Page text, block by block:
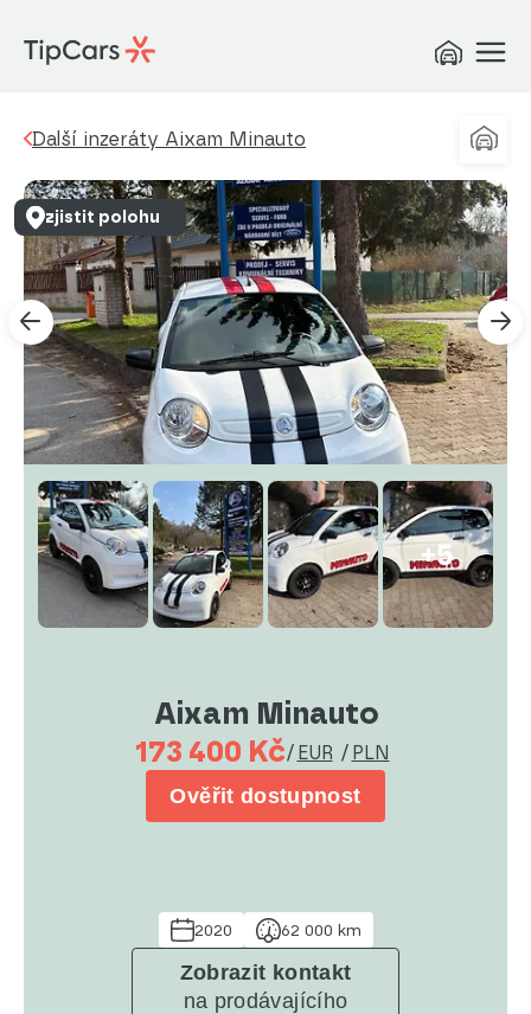
Další inzeráty Aixam Minauto
+5
Aixam Minauto
173 400 Kč/ EUR / PLN
Ověřit dostupnost
2020 62 000 km
Zobrazit kontakt
na prodávajícího
zjistit polohu